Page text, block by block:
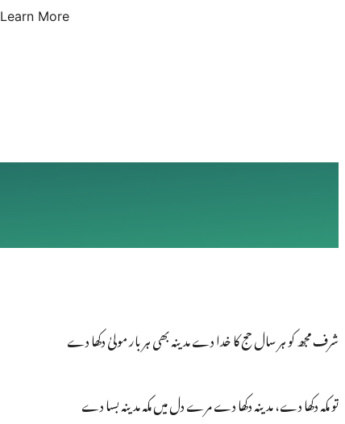
Learn More
شرف مجھ کو ہر سال حج کا خدا دے مدینہ بھی ہر بار مولیٰ دکھا دے
تو مکہ دکھا دے، مدینہ دکھا دے مرے دل میں مکہ مدینہ بسا دے